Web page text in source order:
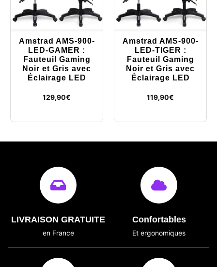
Amstrad AMS-900-
LED-GAMER :
Fauteuil Gaming
Noir et Gris avec
Éclairage LED
129,90€
Amstrad AMS-900-
LED-TIGER :
Fauteuil Gaming
Noir et Gris avec
Éclairage LED
119,90€
LIVRAISON GRATUITE
en France
Confortables
Et ergonomiques